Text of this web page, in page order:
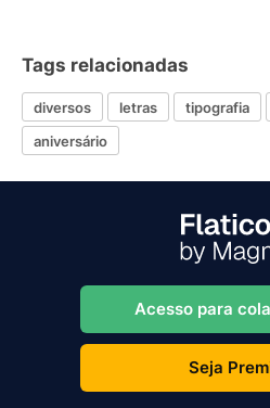
Tags relacionadas
diversos letras tipografia
aniversário
Acesso para
Seja